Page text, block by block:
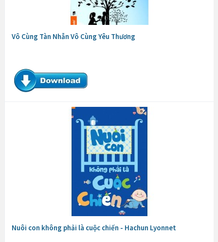
Vô Cùng Tàn Nhẫn Vô Cùng Yêu Thương
Nuôi con không phải là cuộc chiến - Hachun Lyonnet